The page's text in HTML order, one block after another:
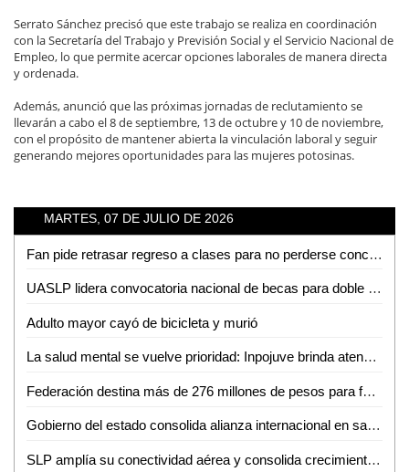
Serrato Sánchez precisó que este trabajo se realiza en coordinación
con la Secretaría del Trabajo y Previsión Social y el Servicio Nacional de
Empleo, lo que permite acercar opciones laborales de manera directa
y ordenada.
Además, anunció que las próximas jornadas de reclutamiento se
llevarán a cabo el 8 de septiembre, 13 de octubre y 10 de noviembre,
con el propósito de mantener abierta la vinculación laboral y seguir
generando mejores oportunidades para las mujeres potosinas.
MARTES, 07 DE JULIO DE 2026
Fan pide retrasar regreso a clases para no perderse concierto de Los Tigres del Norte en la Fenapo
UASLP lidera convocatoria nacional de becas para doble titulación en ingeniería con Francia
Adulto mayor cayó de bicicleta y murió
La salud mental se vuelve prioridad: Inpojuve brinda atención psicológica en la Huasteca
Federación destina más de 276 millones de pesos para fortalecer la salud en SLP
Gobierno del estado consolida alianza internacional en salud mental
SLP amplía su conectividad aérea y consolida crecimiento turistico y económico